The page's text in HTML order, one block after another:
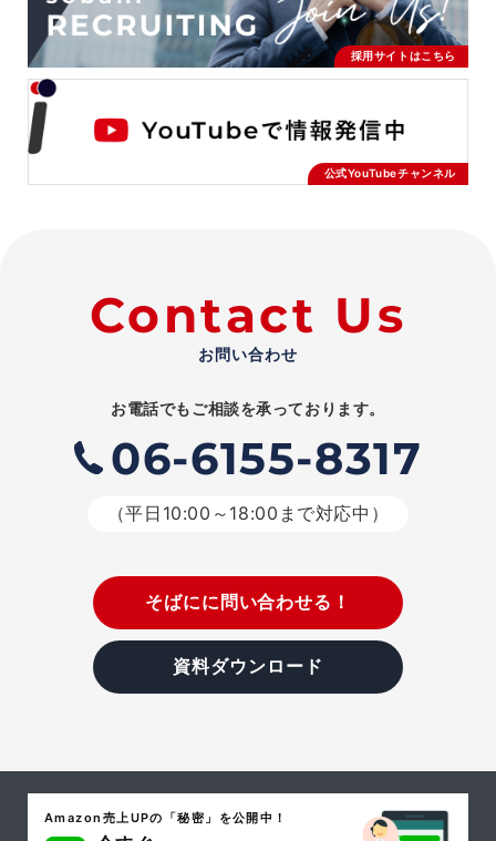
採用サイトはこちら
公式YouTubeチャンネル
Contact Us
お問い合わせ
お電話でもご相談を承っております。
06-6155-8317
（平日10:00～18:00まで対応中）
そばにに問い合わせる！
資料ダウンロード
Amazon売上UPの「秘密」を公開中！